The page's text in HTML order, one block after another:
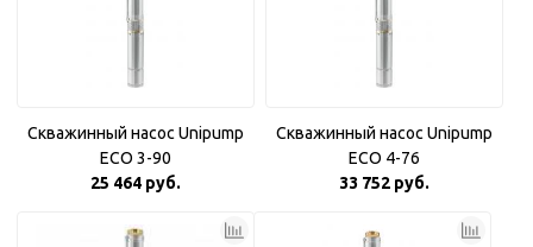
Скважинный насос Unipump
ECO 3-90
25 464 руб.
Скважинный насос Unipump
ECO 4-76
33 752 руб.